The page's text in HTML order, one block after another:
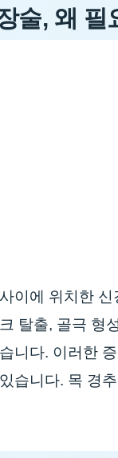
술, 왜 필
이에 위치한
탈출, 골극 형
니다. 이러한
습니다. 목 경